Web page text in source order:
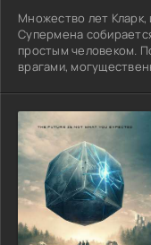
Множество лет
Супермена
простым человеком.
врагами,
Возлюбленная Лоис
что когда-то зло
придется после
Лейн. Конечно, Кент